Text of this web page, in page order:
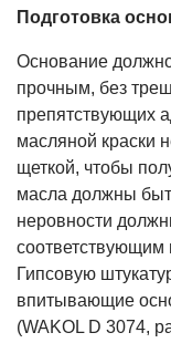
Подготовка
Основание
прочным, без
препятствующих
масляной краски
щеткой, чтобы
масла должны
неровности
Гипсовую
впитывающие
(WAKOL D 3074,